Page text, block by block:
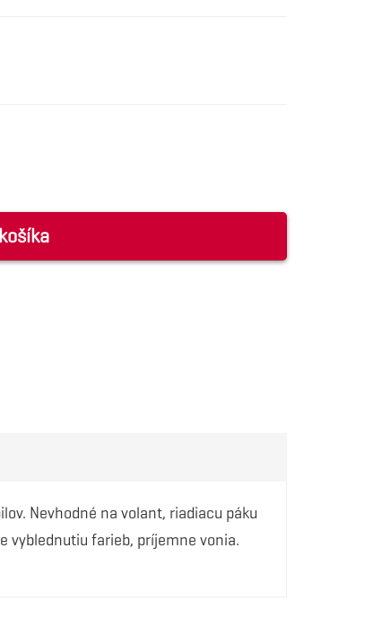
Nevhodné na volant, riadiacu páku
vyblednutiu farieb, príjemne vonia.